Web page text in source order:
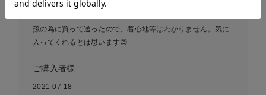
孫の為に買って送ったので、着心地等はわかりません。気に
入ってくれるとは思います😊
ご購入者様
2021-07-18